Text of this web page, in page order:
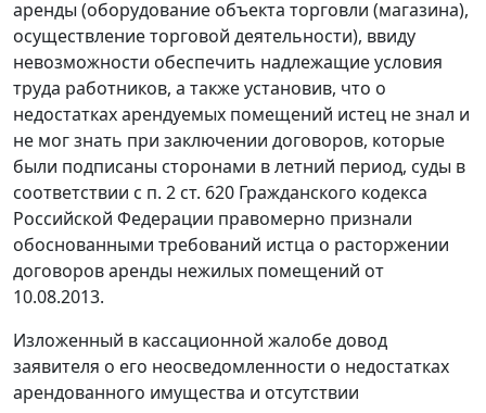
аренды (оборудование объекта торговли (магазина),
осуществление торговой деятельности), ввиду
невозможности обеспечить надлежащие условия
труда работников, а также установив, что о
недостатках арендуемых помещений истец не знал и
не мог знать при заключении договоров, которые
были подписаны сторонами в летний период, суды в
соответствии с п. 2 ст. 620 Гражданского кодекса
Российской Федерации правомерно признали
обоснованными требований истца о расторжении
договоров аренды нежилых помещений от
10.08.2013.
Изложенный в кассационной жалобе довод
заявителя о его неосведомленности о недостатках
арендованного имущества и отсутствии